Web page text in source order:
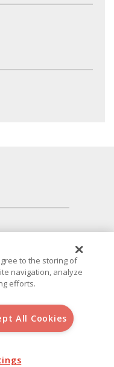
64405731) c/ San Norberto
Cookies
to the storing of
navigation, analyze
efforts.
All Cookies